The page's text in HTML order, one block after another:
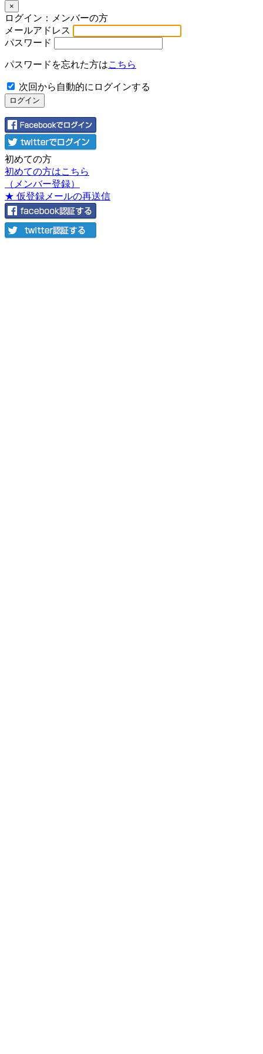
×
ログイン：メンバーの方
メールアドレス
パスワード
パスワードを忘れた方はこちら
次回から自動的にログインする
初めての方
初めての方はこちら
（メンバー登録）
★ 仮登録メールの再送信